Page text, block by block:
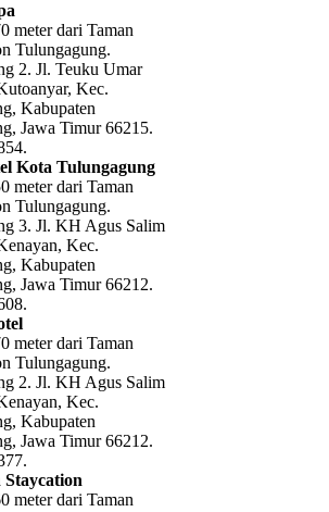
meter dari Taman
Tulungagung.
2. Jl. Teuku Umar
Kec.
Kabupaten
Jawa Timur 66215.
Kota Tulungagung
meter dari Taman
Tulungagung.
3. Jl. KH Agus Salim
Kec.
Kabupaten
Jawa Timur 66212.
meter dari Taman
Tulungagung.
2. Jl. KH Agus Salim
Kec.
Kabupaten
Jawa Timur 66212.
Staycation
meter dari Taman